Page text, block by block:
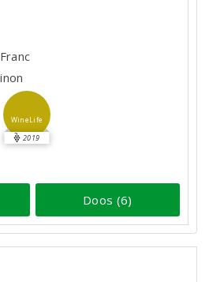
WineLife
2019
Doos (6)